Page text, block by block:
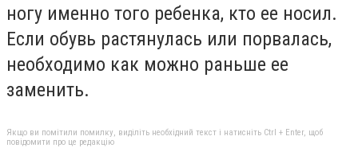
ногу именно того ребенка, кто ее носил.
Если обувь растянулась или порвалась,
необходимо как можно раньше ее
заменить.
Якщо ви помітили помилку, виділіть необхідний текст і натисніть Ctrl + Enter, щоб
повідомити про це редакцію